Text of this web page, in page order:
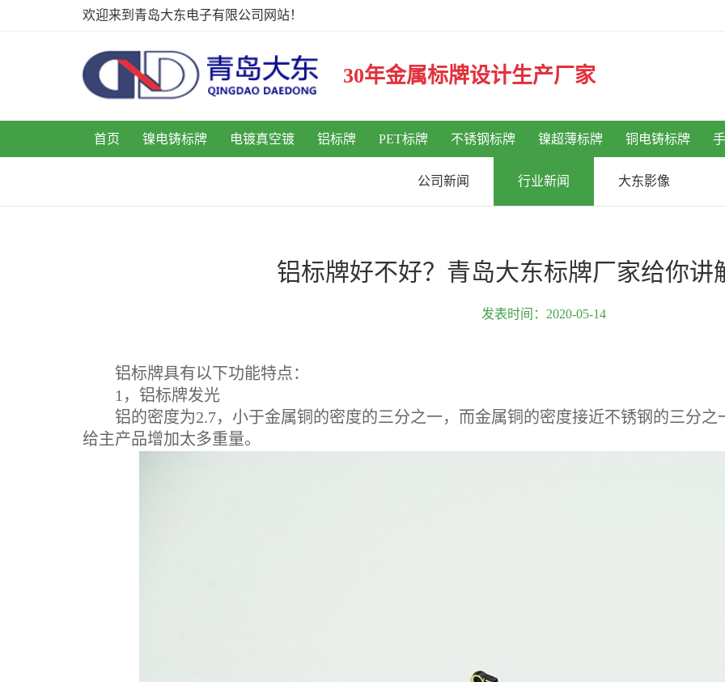
欢迎来到青岛大东电子有限公司网站！
30年金属标牌设计生产厂家
首页 镍电铸标牌 电镀真空镀 铝标牌 PET标牌 不锈钢标牌 镍超薄标牌 铜电铸标牌
公司新闻 行业新闻 大东影像
铝标牌好不好？青岛大东标牌厂家给你讲
发表时间：2020-05-14
铝标牌具有以下功能特点：
1，铝标牌发光
铝的密度为2.7，小于金属铜的密度的三分之一，而金属铜的密度接近不锈钢的三分之
给主产品增加太多重量。